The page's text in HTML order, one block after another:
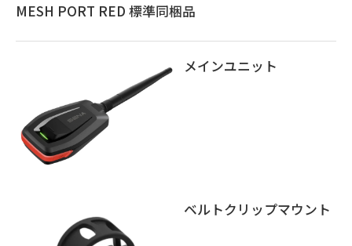
MESH PORT RED 標準同梱品
メインユニット
ベルトクリップマウント